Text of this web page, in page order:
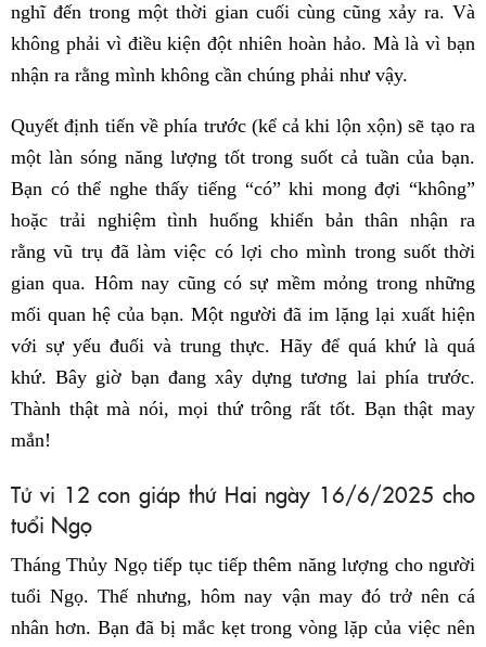
nghĩ đến trong một thời gian cuối cùng cũng xảy ra. Và
không phải vì điều kiện đột nhiên hoàn hảo. Mà là vì bạn
nhận ra rằng mình không cần chúng phải như vậy.
Quyết định tiến về phía trước (kể cả khi lộn xộn) sẽ tạo ra
một làn sóng năng lượng tốt trong suốt cả tuần của bạn.
Bạn có thể nghe thấy tiếng “có” khi mong đợi “không”
hoặc trải nghiệm tình huống khiến bản thân nhận ra
rằng vũ trụ đã làm việc có lợi cho mình trong suốt thời
gian qua. Hôm nay cũng có sự mềm mỏng trong những
mối quan hệ của bạn. Một người đã im lặng lại xuất hiện
với sự yếu đuối và trung thực. Hãy để quá khứ là quá
khứ. Bây giờ bạn đang xây dựng tương lai phía trước.
Thành thật mà nói, mọi thứ trông rất tốt. Bạn thật may
mắn!
Tử vi 12 con giáp thứ Hai ngày 16/6/2025 cho
tuổi Ngọ
Tháng Thủy Ngọ tiếp tục tiếp thêm năng lượng cho người
tuổi Ngọ. Thế nhưng, hôm nay vận may đó trở nên cá
nhân hơn. Bạn đã bị mắc kẹt trong vòng lặp của việc nên